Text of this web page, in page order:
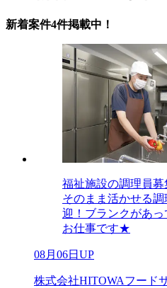
新着案件4件掲載中！
福祉施設の調理員
そのまま活かせる
迎！ブランクがあ
お仕事です★
08月06日UP
株式会社HITOWAフード